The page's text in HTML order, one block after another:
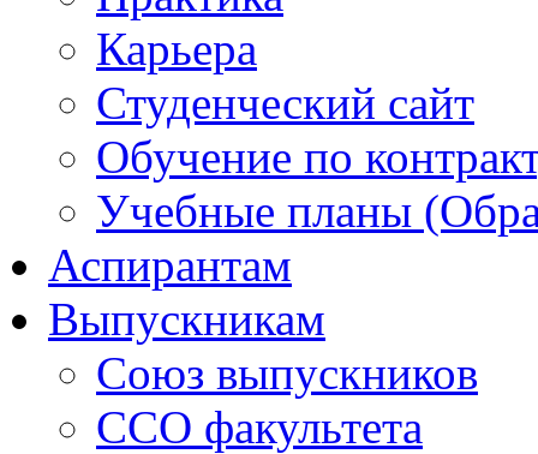
Карьера
Студенческий сайт
Обучение по
Учебные планы
Аспирантам
Выпускникам
Союз выпускников
ССО факультета